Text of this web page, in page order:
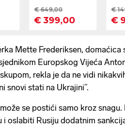
Mette Frederiksen, domaćica
Europskog Vijeća
rekla je da ne vidi
snovi stati na Ukrajini”.
se postići samo kroz snagu.
oslabiti Rusiju dodatnim